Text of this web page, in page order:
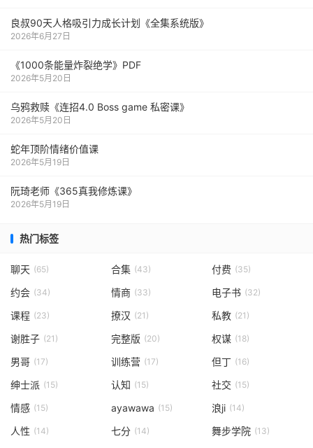
良叔90天人格吸引力成长计划《全集系统版》
2026年6月27日
《1000‮能条‬‎量‮裂炸‬‎绝学》PDF
2026年5月20日
乌鸦救赎《连招4.0 Boss game 私密课》
2026年5月20日
蛇年顶阶情绪价值课
2026年5月19日
阮琦老师《365真我修炼课》
2026年5月19日
热门标签
聊天 (65) 合集 (43) 付费 (35)
约会 (34) 情商 (33) 电子书 (32)
课程 (23) 撩汉 (21) 私教 (21)
谢胜子 (21) 完整版 (20) 权谋 (18)
男哥 (17) 训练营 (17) 但丁 (16)
绅士派 (15) 认知 (15) 社交 (15)
情感 (15) ayawawa (15) 浪ji (14)
人性 (14) 七分 (14) 舞步学院 (13)